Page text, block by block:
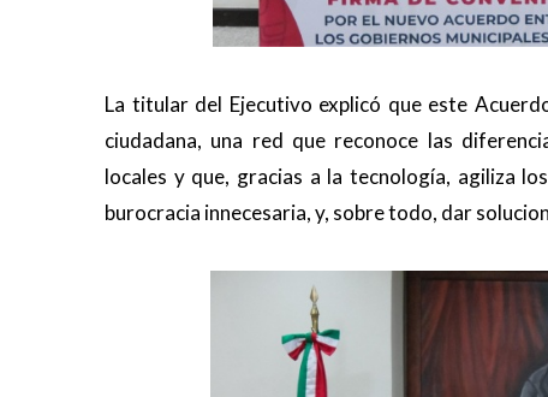
La titular del Ejecutivo explicó que este
ciudadana, una red que reconoce las
locales y que, gracias a la tecnología, agiliza
burocracia innecesaria, y, sobre todo, dar